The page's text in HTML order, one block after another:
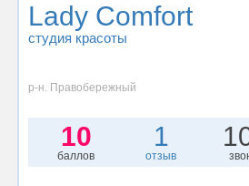
Lady Comfort
студия красоты
р-н. Правобережный
10
баллов
1
отзыв